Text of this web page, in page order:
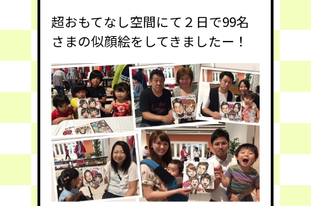
超おもてなし空間にて２日で99名
さまの似顔絵をしてきましたー！